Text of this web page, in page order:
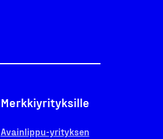
Merkkiyrityksille
Avainlippu-yrityksen